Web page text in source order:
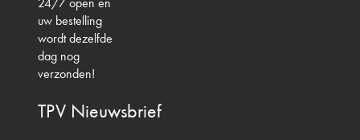
uw bestelling
wordt dezelfde
dag nog
verzonden!
TPV Nieuwsbrief